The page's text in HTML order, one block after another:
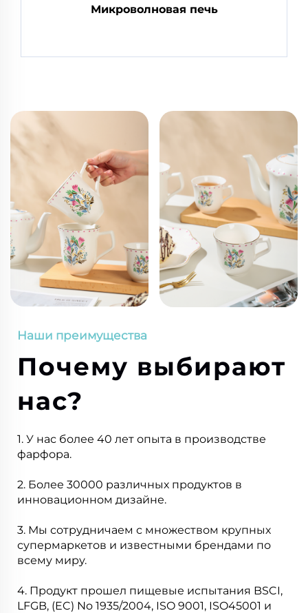
Микроволновая печь
Наши преимущества
Почему выбирают
нас?
1. У нас более 40 лет опыта в производстве
фарфора.
2. Более 30000 различных продуктов в
инновационном дизайне.
3. Мы сотрудничаем с множеством крупных
супермаркетов и известными брендами по
всему миру.
4. Продукт прошел пищевые испытания BSCI,
LFGB, (EC) No 1935/2004, ISO 9001, ISO45001 и